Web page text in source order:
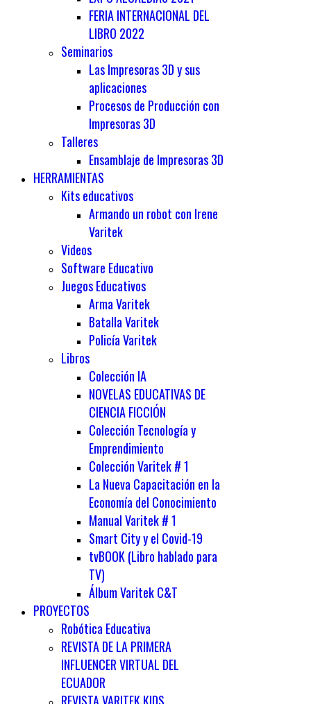
FERIA INTERNACIONAL DEL
LIBRO 2022
Seminarios
Las Impresoras 3D y sus
aplicaciones
Procesos de Producción con
Impresoras 3D
Talleres
Ensamblaje de Impresoras 3D
HERRAMIENTAS
Kits educativos
Armando un robot con Irene
Varitek
Videos
Software Educativo
Juegos Educativos
Arma Varitek
Batalla Varitek
Policía Varitek
Libros
Colección IA
NOVELAS EDUCATIVAS DE
CIENCIA FICCIÓN
Colección Tecnología y
Emprendimiento
Colección Varitek # 1
La Nueva Capacitación en la
Economía del Conocimiento
Manual Varitek # 1
Smart City y el Covid-19
tvBOOK (Libro hablado para
TV)
Álbum Varitek C&T
PROYECTOS
Robótica Educativa
REVISTA DE LA PRIMERA
INFLUENCER VIRTUAL DEL
ECUADOR